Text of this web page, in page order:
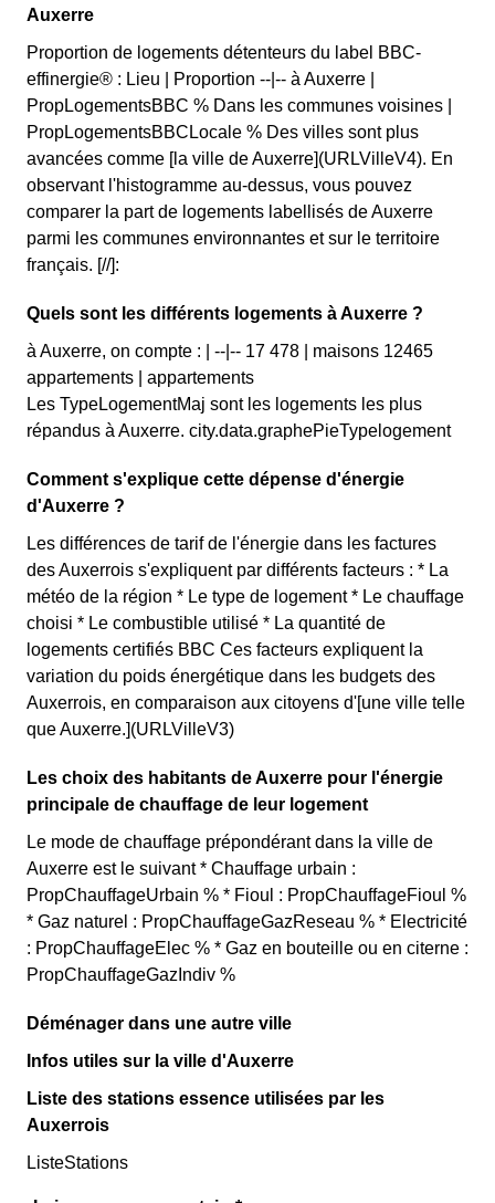
Auxerre
Proportion de logements détenteurs du label BBC-
effinergie® : Lieu | Proportion --|-- à Auxerre |
PropLogementsBBC % Dans les communes voisines |
PropLogementsBBCLocale % Des villes sont plus
avancées comme [la ville de Auxerre](URLVilleV4). En
observant l'histogramme au-dessus, vous pouvez
comparer la part de logements labellisés de Auxerre
parmi les communes environnantes et sur le territoire
français. [//]:
Quels sont les différents logements à Auxerre ?
à Auxerre, on compte : | --|-- 17 478 | maisons 12465
appartements | appartements
Les TypeLogementMaj sont les logements les plus
répandus à Auxerre. city.data.graphePieTypelogement
Comment s'explique cette dépense d'énergie
d'Auxerre ?
Les différences de tarif de l'énergie dans les factures
des Auxerrois s'expliquent par différents facteurs : * La
météo de la région * Le type de logement * Le chauffage
choisi * Le combustible utilisé * La quantité de
logements certifiés BBC Ces facteurs expliquent la
variation du poids énergétique dans les budgets des
Auxerrois, en comparaison aux citoyens d'[une ville telle
que Auxerre.](URLVilleV3)
Les choix des habitants de Auxerre pour l'énergie
principale de chauffage de leur logement
Le mode de chauffage prépondérant dans la ville de
Auxerre est le suivant * Chauffage urbain :
PropChauffageUrbain % * Fioul : PropChauffageFioul %
* Gaz naturel : PropChauffageGazReseau % * Electricité
: PropChauffageElec % * Gaz en bouteille ou en citerne :
PropChauffageGazIndiv %
Déménager dans une autre ville
Infos utiles sur la ville d'Auxerre
Liste des stations essence utilisées par les
Auxerrois
ListeStations